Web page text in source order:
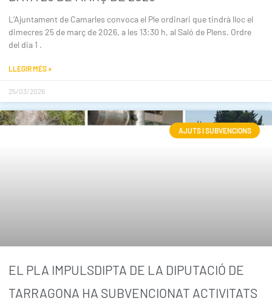
L’Ajuntament de Camarles convoca el Ple ordinari que tindrà lloc el
dimecres 25 de març de 2026, a les 13:30 h, al Saló de Plens. Ordre
del dia 1 .
LLEGIR MÉS »
25/03/2026
AJUTS I SUBVENCIONS
EL PLA IMPULSDIPTA DE LA DIPUTACIÓ DE
TARRAGONA HA SUBVENCIONAT ACTIVITATS